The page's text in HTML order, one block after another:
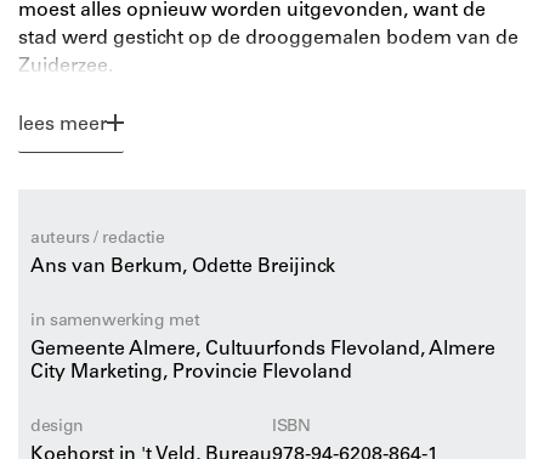
moest alles opnieuw worden uitgevonden, want de
stad werd gesticht op de drooggemalen bodem van de
Zuiderzee.
Almere Architectuur Stad
aan de hand van de 100 beste gebouwen: van de
Stadshart van OMA (Rem Koolhaas) tot het
landschapskunstwerk van Marinus Boezem.
MVRDV en SANAA passeren de revue, zoals ook
Nederlandse iconen als Herman Hertzberger, Marlies
Rohmer en René van Zuuk.
Buiten de architectonische hoogtepunten tipt de gids
lees meer
auteurs / redactie
Ans van Berkum, Odette Breijinck
in samenwerking met
Gemeente Almere, Cultuurfonds Flevoland, Almere
City Marketing, Provincie Flevoland
design ISBN